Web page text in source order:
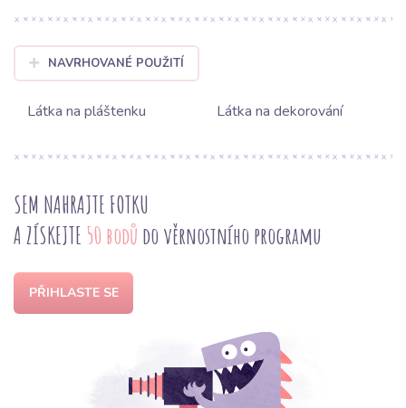
NAVRHOVANÉ POUŽITÍ
Látka na pláštenku Látka na dekorování
SEM NAHRAJTE FOTKU
A ZÍSKEJTE 50 bodů do věrnostního programu
PŘIHLASTE SE